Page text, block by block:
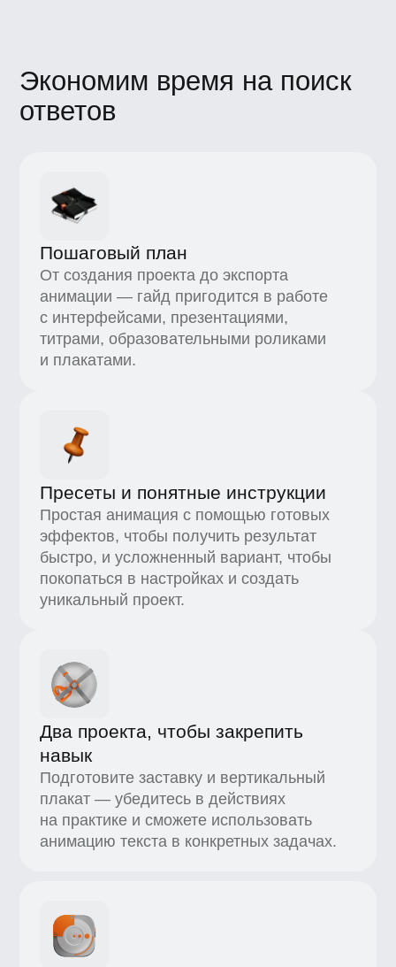
Простая анимация с помощью готовых
эффектов, чтобы получить результат
быстро, и усложненный вариант, чтобы
покопаться в настройках и создать
навык
плакат — убедитесь в действиях
на практике и сможете использовать
анимацию текста в конкретных задачах.
Три правила, на которые ориентируются
при создании интерфейсов, YouTube-
и телепрограмм. Ваша анимация будет
качественно.
Настройка изингов и плавная
посадка
и замедления, чтобы улучшить визуал
и держать внимание зрителя.
Простой экспорт
Рендер графики в формат mp4 без
лишних шагов — получите
предсказуемый результат с заранее
продуманным хронометражем и нужным
качеством картинки.